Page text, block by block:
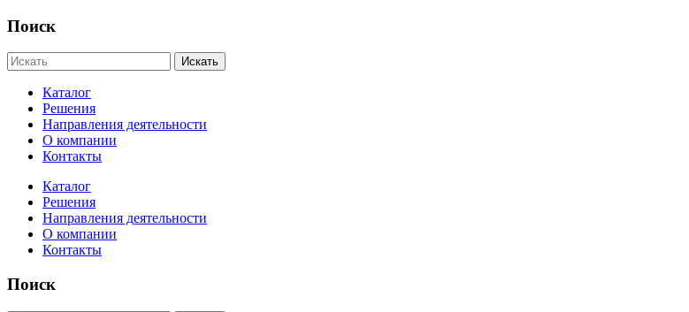
Поиск
Искать
Каталог
Решения
Направления деятельности
О компании
Контакты
Каталог
Решения
Направления деятельности
О компании
Контакты
Поиск